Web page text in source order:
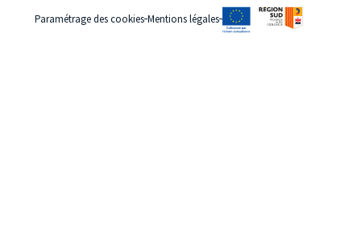
Paramétrage des cookies Mentions légales